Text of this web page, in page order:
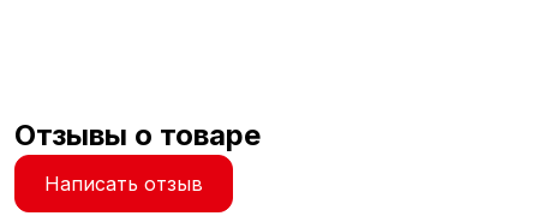
Отзывы о товаре
Написать отзыв